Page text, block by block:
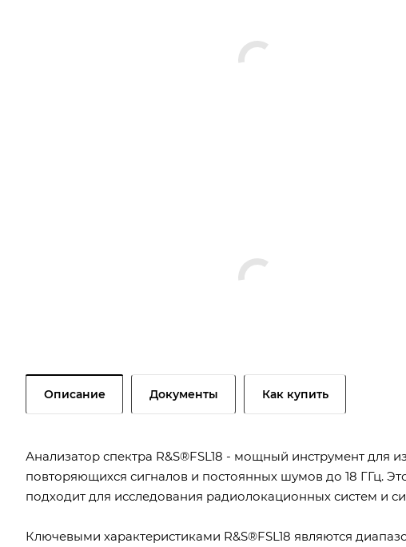
Описание Документы Как купить
Анализатор спектра R&S®FSL18 - мощный инструмент для
повторяющихся сигналов и постоянных шумов до 18 ГГц.
подходит для исследования радиолокационных систем и
Ключевыми характеристиками R&S®FSL18 являются